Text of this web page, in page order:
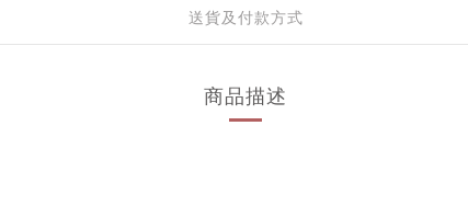
送貨及付款方式
商品描述